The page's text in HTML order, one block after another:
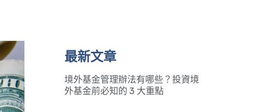
最新文章
境外基金管理辦法有哪些？投資境
外基金前必知的 3 大重點